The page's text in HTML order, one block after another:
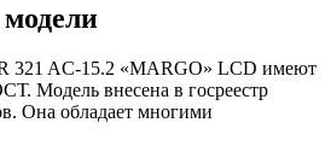
321 AC-15.2 «MARGO» LCD имеют
Модель внесена в госреестр
Она обладает многими